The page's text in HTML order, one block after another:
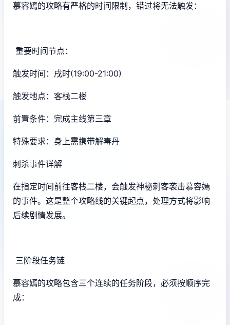
慕容嫣的攻略有严格的时间限制，错过将无法触发：
重要时间节点：
触发时间：戌时(19:00-21:00)
触发地点：客栈二楼
前置条件：完成主线第三章
特殊要求：身上需携带解毒丹
刺杀事件详解
在指定时间前往客栈二楼，会触发神秘刺客袭击慕容嫣
的事件。这是整个攻略线的关键起点，处理方式将影响
后续剧情发展。
三阶段任务链
慕容嫣的攻略包含三个连续的任务阶段，必须按顺序完
成：